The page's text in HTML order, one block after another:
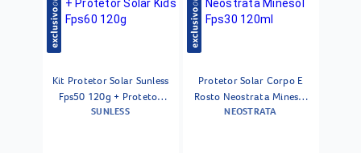
Kit Protetor Solar Sunless
Fps50 120g + Protetor
Solar Kids Fps60 120g
SUNLESS
Protetor Solar Corpo E
Rosto Neostrata Minesol
Fps30 120ml
NEOSTRATA